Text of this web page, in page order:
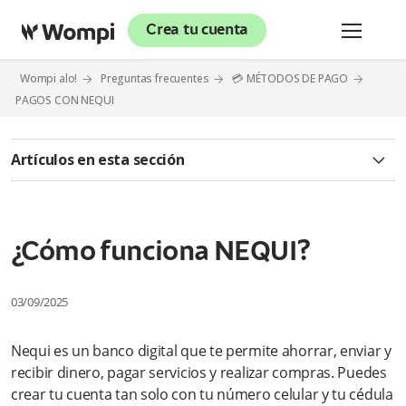
Crea tu cuenta
Wompi alo! Preguntas frecuentes
💳 MÉTODOS DE PAGO
PAGOS CON NEQUI
Artículos en esta sección
En Bancolombia A la mano mi número de producto
Nequi, ¿puedo quedarme en Bancolombia?
¿Qué pasará con las facturas que pago en A la mano?
¿Cómo funciona NEQUI?
03/09/2025
Nequi es un banco digital que te permite ahorrar, enviar y
recibir dinero, pagar servicios y realizar compras. Puedes
crear tu cuenta tan solo con tu número celular y tu cédula